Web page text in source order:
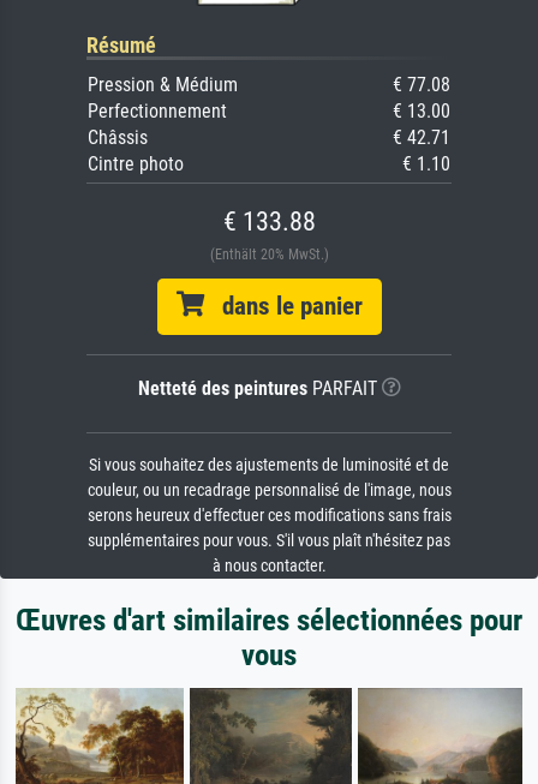
Résumé
Pression & Médium
€ 77.08
Perfectionnement
€ 13.00
Châssis
€ 42.71
Cintre photo
€ 1.10
€ 133.88
(Enthält 20% MwSt.)
dans le panier
Netteté des peinturesPARFAIT
Si vous souhaitez des ajustements de luminosité et de
couleur, ou un recadrage personnalisé de l'image, nous
serons heureux d'effectuer ces modifications sans frais
supplémentaires pour vous. S'il vous plaît n'hésitez pas
à nous contacter.
Œuvres d'art similaires sélectionnées pour
vous